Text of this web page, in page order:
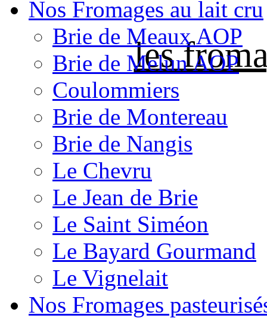
les
Nos Fromages au lait cru
Brie de Meaux AOP
Brie de Melun AOP
Coulommiers
Brie de Montereau
Brie de Nangis
Le Chevru
Le Jean de Brie
Le Saint Siméon
Le Bayard Gourmand
Le Vignelait
Nos Fromages